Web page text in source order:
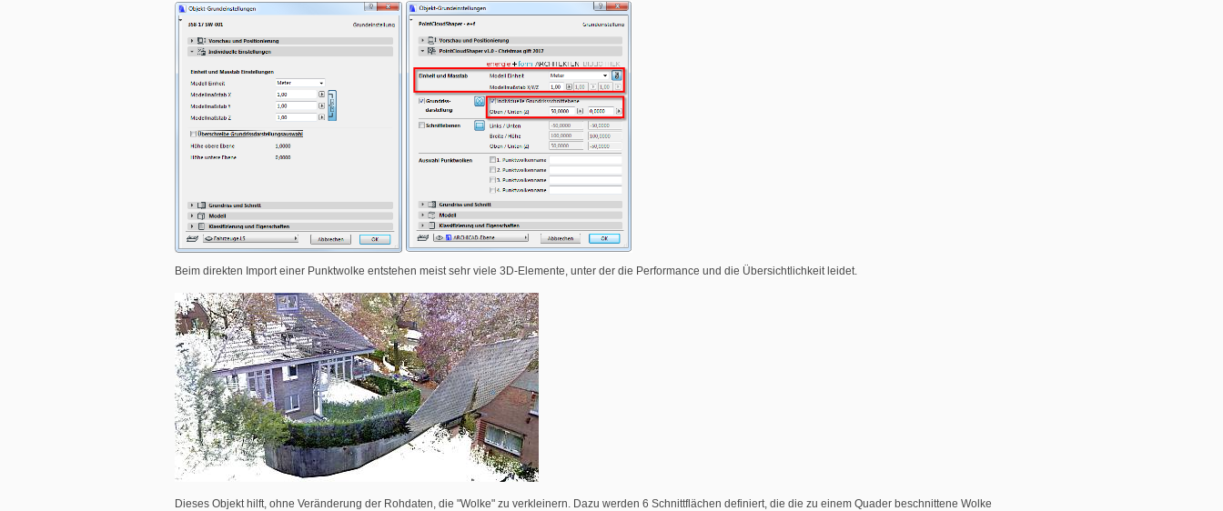
Beim direkten Import einer Punktwolke entstehen meist sehr viele 3D-Elemente, unter der die Performance und die Übersichtlichkeit leidet.
Dieses Objekt hilft, ohne Veränderung der Rohdaten, die "Wolke" zu verkleinern. Dazu werden 6 Schnittflächen definiert, die die zu einem Quader beschnittene Wolke